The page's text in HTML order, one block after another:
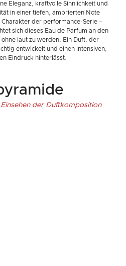
Eleganz, kraftvolle Sinnlichkeit und
in einer tiefen, ambrierten Note
der performance-Serie –
sich dieses Eau de Parfum an den
laut zu werden. Ein Duft, der
entwickelt und einen intensiven,
Eindruck hinterlässt.
der Duftkomposition